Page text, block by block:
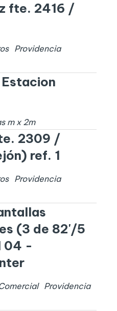
fte. 2416 /
Providencia
Estacion
m x 2m
2309 /
ref. 1
Providencia
(3 de 82'/5
04 -
Providencia